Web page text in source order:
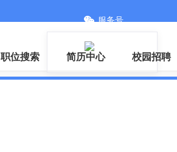
服务号
职位搜索 简历中心 校园招聘